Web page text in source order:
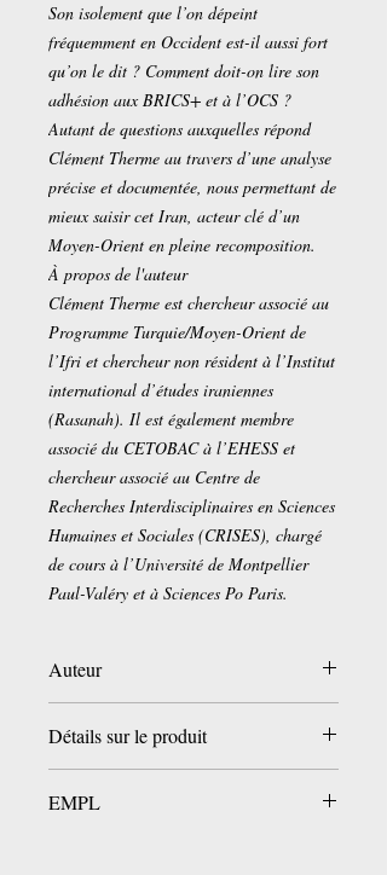
Son isolement que l’on dépeint
fréquemment en Occident est-il aussi fort
qu’on le dit ? Comment doit-on lire son
adhésion aux BRICS+ et à l’OCS ?
Autant de questions auxquelles répond
Clément Therme au ­travers d’une analyse
précise et documentée, nous permettant de
mieux saisir cet Iran, acteur clé d’un
Moyen-Orient en pleine recomposition.
À propos de l'auteur
Clément Therme est chercheur associé au
Programme Turquie/­Moyen-Orient de
l’Ifri et chercheur non résident à l’Institut
international d’études iraniennes
(Rasanah). Il est également membre
associé du CETOBAC à l’EHESS et
chercheur associé au Centre de
Recherches Interdisciplinaires en Sciences
Humaines et Sociales (CRISES), chargé
de cours à l’Université de Montpellier
Paul-Valéry et à Sciences Po Paris.
Auteur
Détails sur le produit
Date de publication
EMPL